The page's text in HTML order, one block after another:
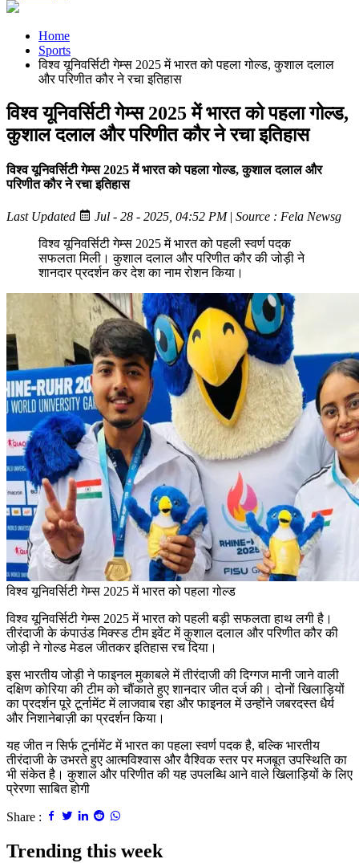
Home
Sports
विश्व यूनिवर्सिटी गेम्स 2025 में भारत को पहला गोल्ड, कुशाल दलाल
और परिणीत कौर ने रचा इतिहास
विश्व यूनिवर्सिटी गेम्स 2025 में भारत को पहला गोल्ड,
कुशाल दलाल और परिणीत कौर ने रचा इतिहास
विश्व यूनिवर्सिटी गेम्स 2025 में भारत को पहला गोल्ड, कुशाल दलाल और
परिणीत कौर ने रचा इतिहास
Last Updated Jul - 28 - 2025, 04:52 PM| Source : Fela Newsg
विश्व यूनिवर्सिटी गेम्स 2025 में भारत को पहली स्वर्ण पदक
सफलता मिली। कुशाल दलाल और परिणीत कौर की जोड़ी ने
शानदार प्रदर्शन कर देश का नाम रोशन किया।
विश्व यूनिवर्सिटी गेम्स 2025 में भारत को पहला गोल्ड
विश्व यूनिवर्सिटी गेम्स 2025 में भारत को पहली बड़ी सफलता हाथ लगी है।
तीरंदाजी के कंपाउंड मिक्स्ड टीम इवेंट में कुशाल दलाल और परिणीत कौर की
जोड़ी ने गोल्ड मेडल जीतकर इतिहास रच दिया।
इस भारतीय जोड़ी ने फाइनल मुकाबले में तीरंदाजी की दिग्गज मानी जाने वाली
दक्षिण कोरिया की टीम को चौंकाते हुए शानदार जीत दर्ज की। दोनों खिलाड़ियों
का प्रदर्शन पूरे टूर्नामेंट में लाजवाब रहा और फाइनल में उन्होंने जबरदस्त धैर्य
और निशानेबाज़ी का प्रदर्शन किया।
यह जीत न सिर्फ टूर्नामेंट में भारत का पहला स्वर्ण पदक है, बल्कि भारतीय
तीरंदाजी के उभरते हुए आत्मविश्वास और वैश्विक स्तर पर मजबूत उपस्थिति का
भी संकेत है। कुशाल और परिणीत की यह उपलब्धि आने वाले खिलाड़ियों के लिए
प्रेरणा साबित होगी
Share :
Trending this week